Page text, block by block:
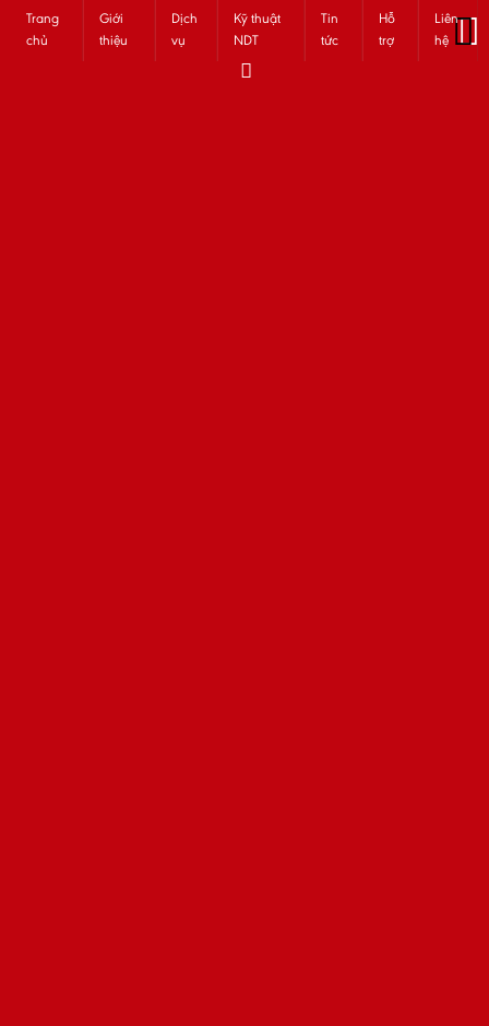
Trang
chủ
Giới
thiệu
Dịch
vụ
Kỹ thuật
NDT
Tin
tức
Hỗ
trợ
Liên
hệ